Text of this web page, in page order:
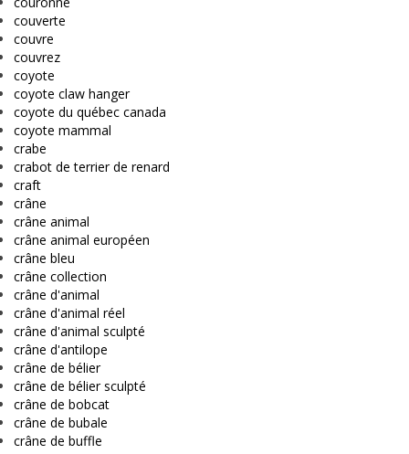
couverte
couvre
couvrez
coyote
coyote claw hanger
coyote du québec canada
coyote mammal
crabe
crabot de terrier de renard
craft
crâne
crâne animal
crâne animal européen
crâne bleu
crâne collection
crâne d'animal
crâne d'animal réel
crâne d'animal sculpté
crâne d'antilope
crâne de bélier
crâne de bélier sculpté
crâne de bobcat
crâne de bubale
crâne de buffle